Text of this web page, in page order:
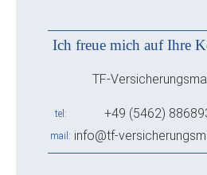
Ich freue mich auf Ihre
TF-
tel +49 (5462)
mail info@tf-